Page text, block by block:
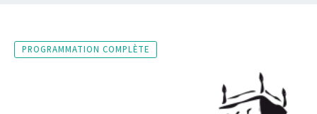
PROGRAMMATION COMPLÈTE